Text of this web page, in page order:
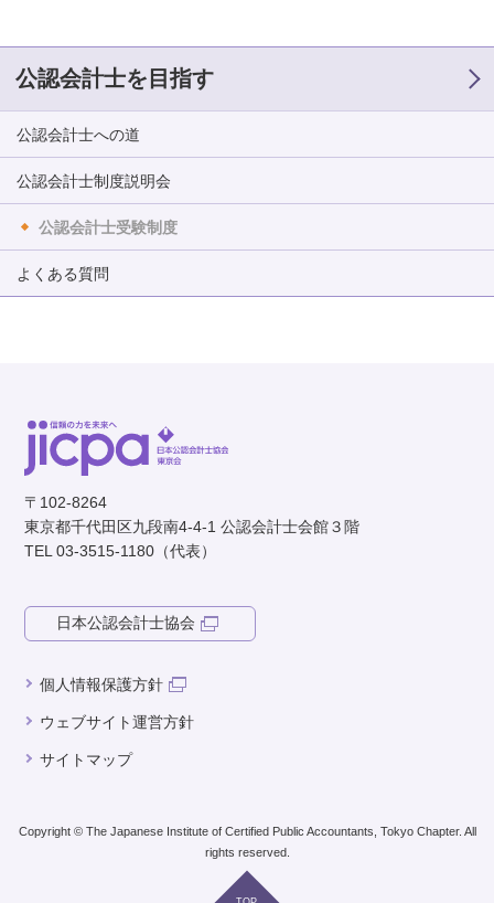
公認会計士を目指す
公認会計士への道
公認会計士制度説明会
公認会計士受験制度
よくある質問
〒102-8264
東京都千代田区九段南4-4-1 公認会計士会館３階
TEL 03-3515-1180（代表）
日本公認会計士協会
個人情報保護方針
ウェブサイト運営方針
サイトマップ
Copyright © The Japanese Institute of Certified Public Accountants, Tokyo Chapter. All
rights reserved.